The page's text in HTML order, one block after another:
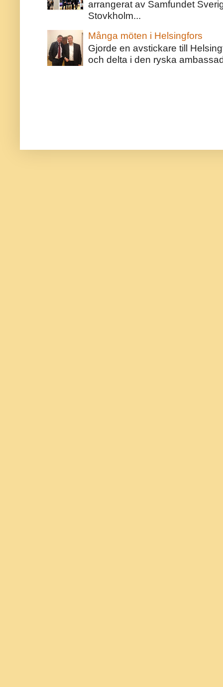
arrangerat av Samfundet
Stovkholm...
Många möten i Helsingfors
Gjorde en avstickare till
och delta i den ryska